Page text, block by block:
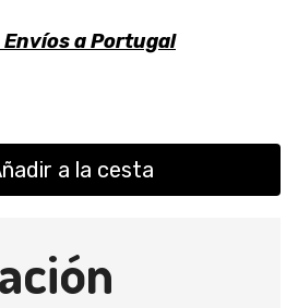
a Portugal
a la cesta